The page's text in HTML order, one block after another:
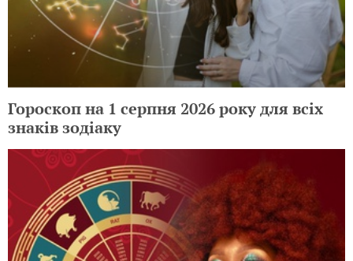
Гороскоп на 1 серпня 2026 року для всіх
знаків зодіаку